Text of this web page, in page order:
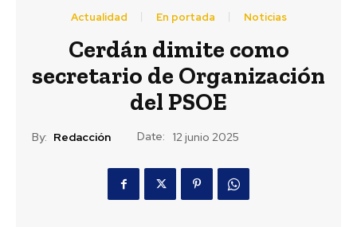
LEER MÁS
Portada
Actualidad
Cádiz y Alberobello
estrechan lazos
culturales a través de
su historia y su
Actualidad En portada Noticias
Cerdán dimite como
secretario de Organización
del PSOE
By: Redacción Date: 12 junio 2025